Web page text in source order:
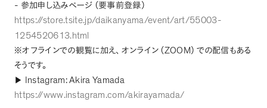
- 参加申し込みページ （要事前登録）
https://store.tsite.jp/daikanyama/event/art/55003-
1254520613.html
※オフラインでの観覧に加え 、 オンライン （ZOOM） での配信もある
そうです。
▶︎
Instagram: Akira Yamada
https://www.instagram.com/akirayamada/